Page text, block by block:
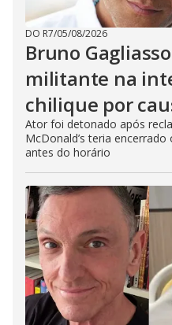
DO R7/05/08/2026
Bruno
militante na
chilique por
Ator foi detonado após
McDonald’s teria
antes do horário